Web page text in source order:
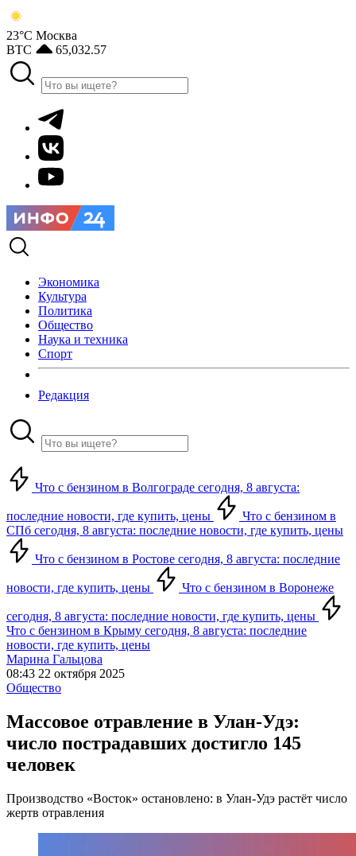
23°С Москва
BTC
65,032.57
Экономика
Культура
Политика
Общество
Наука и техника
Спорт
Редакция
Что с бензином в Волгограде сегодня, 8 августа:
последние новости, где купить, цены
Что с бензином в
СПб сегодня, 8 августа: последние новости, где купить, цены
Что с бензином в Ростове сегодня, 8 августа: последние
новости, где купить, цены Что с бензином в Воронеже
сегодня, 8 августа: последние новости, где купить, цены
Что с бензином в Крыму сегодня, 8 августа: последние
новости, где купить, цены
Марина Гальцова
08:43 22 октября 2025
Общество
Массовое отравление в Улан-Удэ:
число пострадавших достигло 145
человек
Производство «Восток» остановлено: в Улан-Удэ растёт число
жертв отравления